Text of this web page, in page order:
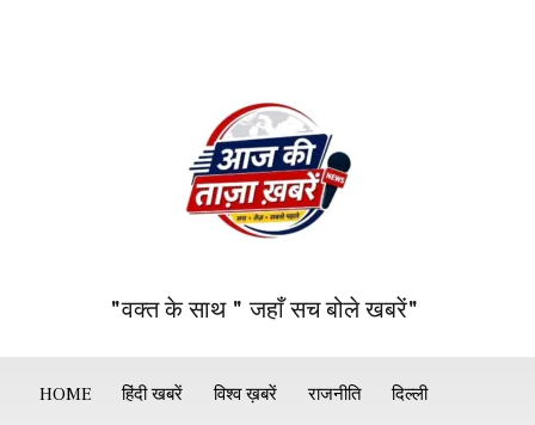
"वक्त के साथ " जहाँ सच बोले खबरें"
HOME हिंदी खबरें विश्व ख़बरें राजनीति दिल्ली